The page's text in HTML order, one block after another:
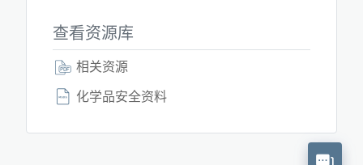
查看资源库
相关资源
化学品安全资料